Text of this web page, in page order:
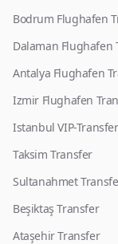
Bodrum Flughafen
Dalaman Flughafen
Antalya Flughafen
Izmir Flughafen
Istanbul VIP-Transfer
Taksim Transfer
Sultanahmet
Beşiktaş Transfer
Ataşehir Transfer